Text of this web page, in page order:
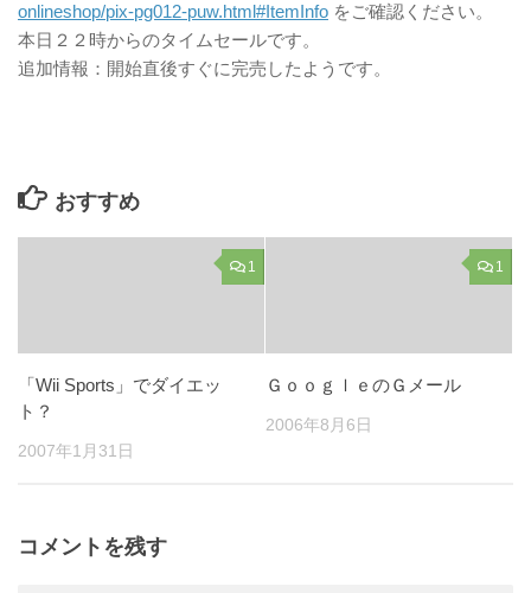
onlineshop/pix-pg012-puw.html#ItemInfo をご確認ください。
本日２２時からのタイムセールです。
追加情報：開始直後すぐに完売したようです。
おすすめ
1
「Wii Sports」でダイエッ
ト？
2007年1月31日
1
ＧｏｏｇｌｅのＧメール
2006年8月6日
コメントを残す